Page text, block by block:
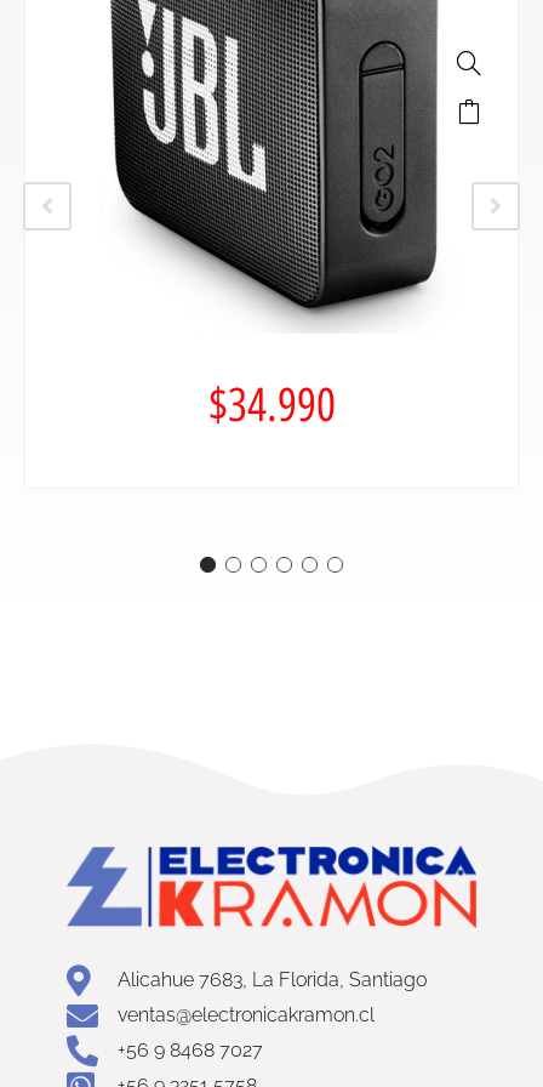
$34.990
Alicahue 7683, La Florida, Santiago
ventas@electronicakramon.cl
+56 9 8468 7027